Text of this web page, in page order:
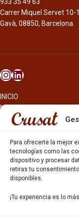
Para ofrecerte la mejor
tecnologías como las
dispositivo y procesar
retiras tu
disponibles.
¡Tu experiencia es lo
Carrer Miquel Servet 10-
Gavà, 08850, Barcelona.
INICIO
NOSOTROS
CERVEZAS
OTROS PRODUCTOS
REPARTO EN
HOSTELERÍA Y
CARTAS DE CERVEZAS
CATAS Y FORMACIONES
SERVICIO TÉCNICO